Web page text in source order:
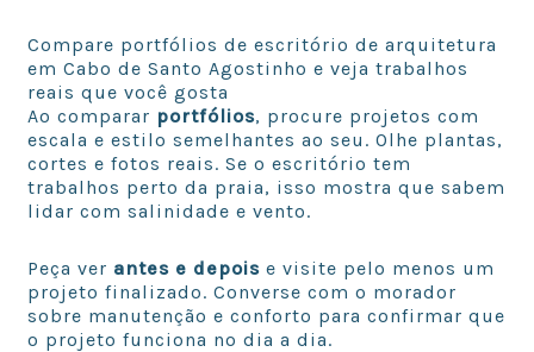
Compare portfólios de escritório de arquitetura
em Cabo de Santo Agostinho e veja trabalhos
reais que você gosta
Ao comparar portfólios, procure projetos com
escala e estilo semelhantes ao seu. Olhe plantas,
cortes e fotos reais. Se o escritório tem
trabalhos perto da praia, isso mostra que sabem
lidar com salinidade e vento.
Peça ver antes e depois e visite pelo menos um
projeto finalizado. Converse com o morador
sobre manutenção e conforto para confirmar que
o projeto funciona no dia a dia.